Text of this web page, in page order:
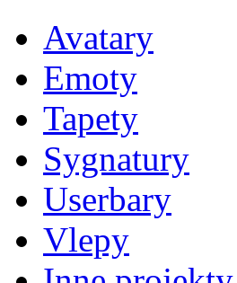
Avatary
Emoty
Tapety
Sygnatury
Userbary
Vlepy